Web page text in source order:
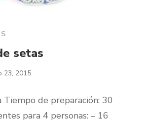
setas
23, 2015
de preparación: 30
para 4 personas: – 16